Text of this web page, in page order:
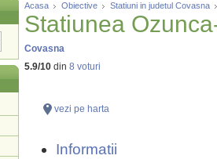
Acasa Obiective Statiuni in judetul Covasna
Statiunea
Covasna
5.9/10 din 8 voturi
vezi pe harta
Informatii